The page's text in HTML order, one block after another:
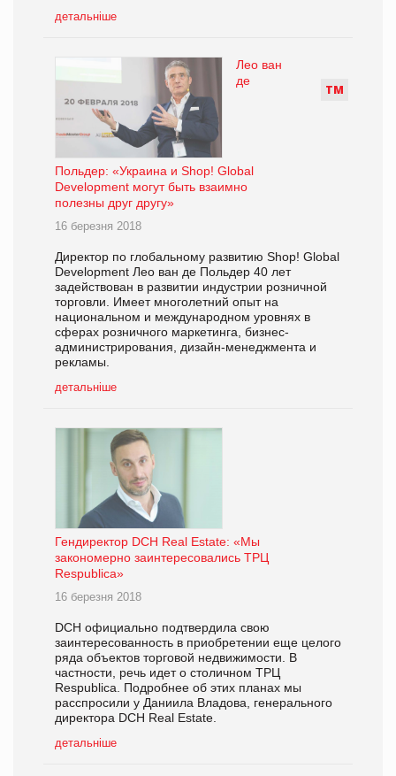
детальніше
ТМ
Лео ван
де
Польдер: «Украина и Shop! Global
Development могут быть взаимно
полезны друг другу»
16 березня 2018
Директор по глобальному развитию Shop! Global
Development Лео ван де Польдер 40 лет
задействован в развитии индустрии розничной
торговли. Имеет многолетний опыт на
национальном и международном уровнях в
сферах розничного маркетинга, бизнес-
администрирования, дизайн-менеджмента и
рекламы.
детальніше
Гендиректор DCH Real Estate: «Мы
закономерно заинтересовались ТРЦ
Respublica»
16 березня 2018
DCH официально подтвердила свою
заинтересованность в приобретении еще целого
ряда объектов торговой недвижимости. В
частности, речь идет о столичном ТРЦ
Respublica. Подробнее об этих планах мы
расспросили у Даниила Владова, генерального
директора DCH Real Estate.
детальніше